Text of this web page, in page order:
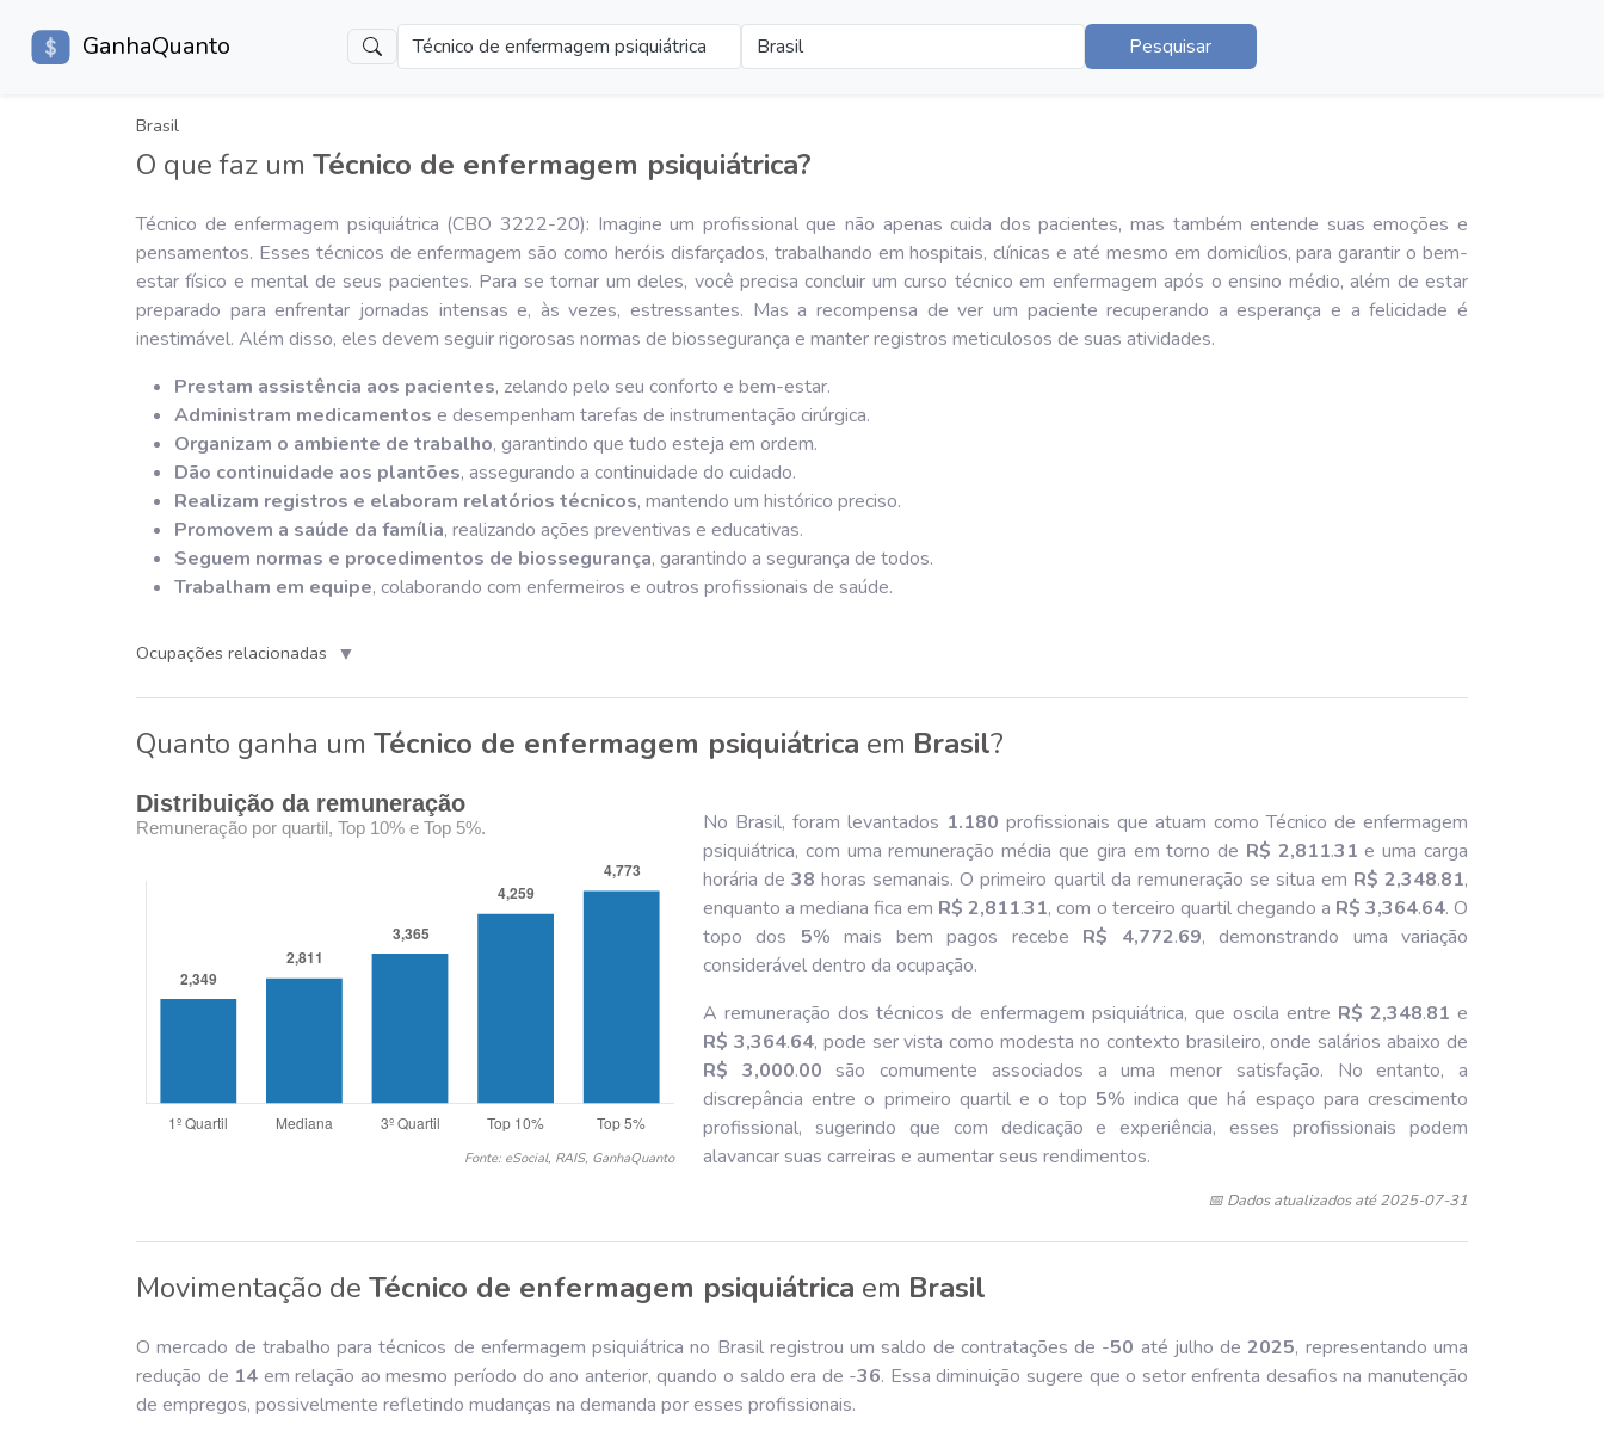
GanhaQuanto Técnico de enfermagem psiquiátrica Brasil Pesquisar
Brasil
O que faz um Técnico de enfermagem psiquiátrica?
Técnico de enfermagem psiquiátrica (CBO 3222-20): Imagine um profissional que não apenas cuida dos pacientes, mas também entende suas emoções e
pensamentos. Esses técnicos de enfermagem são como heróis disfarçados, trabalhando em hospitais, clínicas e até mesmo em domicílios, para garantir o bem-
estar físico e mental de seus pacientes. Para se tornar um deles, você precisa concluir um curso técnico em enfermagem após o ensino médio, além de estar
preparado para enfrentar jornadas intensas e, às vezes, estressantes. Mas a recompensa de ver um paciente recuperando a esperança e a felicidade é
inestimável. Além disso, eles devem seguir rigorosas normas de biossegurança e manter registros meticulosos de suas atividades.
Prestam assistência aos pacientes, zelando pelo seu conforto e bem-estar.
Administram medicamentos e desempenham tarefas de instrumentação cirúrgica.
Organizam o ambiente de trabalho, garantindo que tudo esteja em ordem.
Dão continuidade aos plantões, assegurando a continuidade do cuidado.
Realizam registros e elaboram relatórios técnicos, mantendo um histórico preciso.
Promovem a saúde da família, realizando ações preventivas e educativas.
Seguem normas e procedimentos de biossegurança, garantindo a segurança de todos.
Trabalham em equipe, colaborando com enfermeiros e outros profissionais de saúde.
Ocupações relacionadas ▼
Quanto ganha um Técnico de enfermagem psiquiátrica em Brasil?
Distribuição da remuneração
Remuneração por quartil, Top 10% e Top 5%.
Fonte: eSocial, RAIS, GanhaQuanto
No Brasil, foram levantados 1.180 profissionais que atuam como Técnico de enfermagem
psiquiátrica, com uma remuneração média que gira em torno de R$ 2,811.31 e uma carga
horária de38 horas semanais. O primeiro quartil da remuneração se situa em R$ 2,348.81,
enquanto a mediana fica em R$ 2,811.31, com o terceiro quartil chegando a R$ 3,364.64. O
topo dos 5% mais bem pagos recebe R$ 4,772.69, demonstrando uma variação
considerável dentro da ocupação.
A remuneração dos técnicos de enfermagem psiquiátrica, que oscila entre R$ 2,348.81 e
R$ 3,364.64, pode ser vista como modesta no contexto brasileiro, onde salários abaixo de
R$ 3,000.00 são comumente associados a uma menor satisfação. No entanto, a
discrepância entre o primeiro quartil e o top 5% indica que há espaço para crescimento
profissional, sugerindo que com dedicação e experiência, esses profissionais podem
alavancar suas carreiras e aumentar seus rendimentos.
📅 Dados atualizados até 2025-07-31
Movimentação de Técnico de enfermagem psiquiátrica em Brasil
O mercado de trabalho para técnicos de enfermagem psiquiátrica no Brasil registrou um saldo de contratações de -50 até julho de2025, representando uma
redução de 14 em relação ao mesmo período do ano anterior, quando o saldo era de -36. Essa diminuição sugere que o setor enfrenta desafios na manutenção
de empregos, possivelmente refletindo mudanças na demanda por esses profissionais.